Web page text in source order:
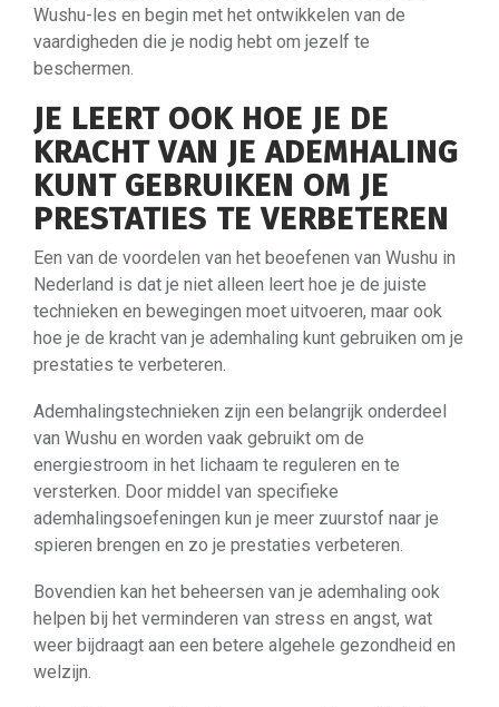
Wushu-les en begin met het ontwikkelen van de
vaardigheden die je nodig hebt om jezelf te
beschermen.
JE LEERT OOK HOE JE DE
KRACHT VAN JE ADEMHALING
KUNT GEBRUIKEN OM JE
PRESTATIES TE VERBETEREN
Een van de voordelen van het beoefenen van Wushu in
Nederland is dat je niet alleen leert hoe je de juiste
technieken en bewegingen moet uitvoeren, maar ook
hoe je de kracht van je ademhaling kunt gebruiken om je
prestaties te verbeteren.
Ademhalingstechnieken zijn een belangrijk onderdeel
van Wushu en worden vaak gebruikt om de
energiestroom in het lichaam te reguleren en te
versterken. Door middel van specifieke
ademhalingsoefeningen kun je meer zuurstof naar je
spieren brengen en zo je prestaties verbeteren.
Bovendien kan het beheersen van je ademhaling ook
helpen bij het verminderen van stress en angst, wat
weer bijdraagt aan een betere algehele gezondheid en
welzijn.